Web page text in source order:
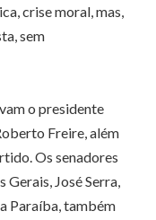
crise moral, mas,
sem
o presidente
Freire, além
Os senadores
José Serra,
Paraíba, também